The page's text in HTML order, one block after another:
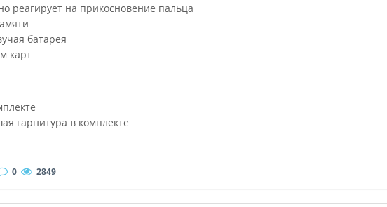
реагирует на прикосновение пальца
батарея
карт
гарнитура в комплекте
0 2849